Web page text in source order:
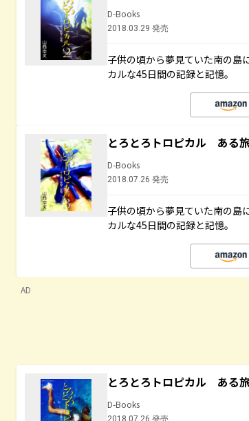
D-Books
2018.03.29 発売
子供の頃から夢見ていた南の島
カルな45日間の記録と記憶。
とろとろトロピカル ある
D-Books
2018.07.26 発売
子供の頃から夢見ていた南の島
カルな45日間の記録と記憶。
AD
とろとろトロピカル ある
D-Books
2018.07.26 発売